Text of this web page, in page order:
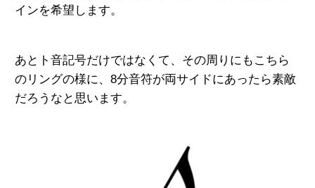
インを希望します。
あとト音記号だけではなくて、その周りにもこちら
のリングの様に、8分音符が両サイドにあったら素敵
だろうなと思います。